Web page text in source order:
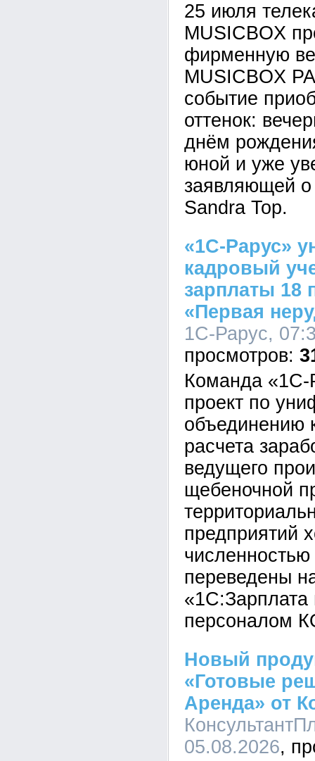
25 июля
MUSICBOX
фирменную
MUSICBOX
событие
оттенок:
днём
юной и уже
заявляющей
Sandra Top.
«1С-Рарус»
кадровый
зарплаты 18
«Первая
1С-Рарус,
Команда «1С-
проект по
объединению
расчета
ведущего
щебеночной
предприятий
численностью
переведены
«1С:Зарплата
персоналом
Новый
«Готовые
Аренда» от
05.08.2026